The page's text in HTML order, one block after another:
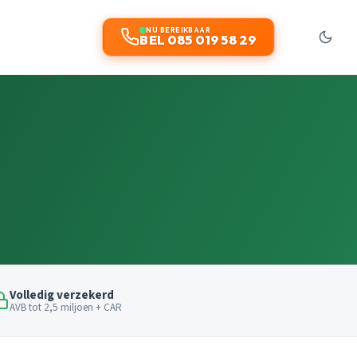
NU BEREIKBAAR
BEL 085 019 58 29
Volledig verzekerd
AVB tot 2,5 miljoen + CAR